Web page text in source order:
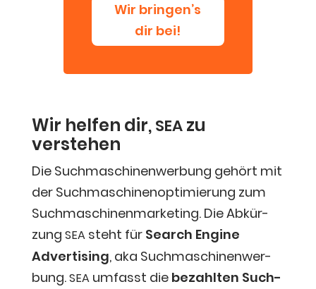
Wir bringen’s
dir bei!
Wir hel­fen dir,SEAzu
verstehen
Die Such­ma­schi­nen­wer­bung gehört mit
der Such­ma­schi­nen­op­ti­mie­rung zum
Such­ma­schi­nen­mar­ke­ting. Die Abkür­
zung SEAsteht für Search Engi­ne
Adver­ti­sing, aka Such­ma­schi­nen­wer­
bung.SEAumfasst die bezahl­ten Such­